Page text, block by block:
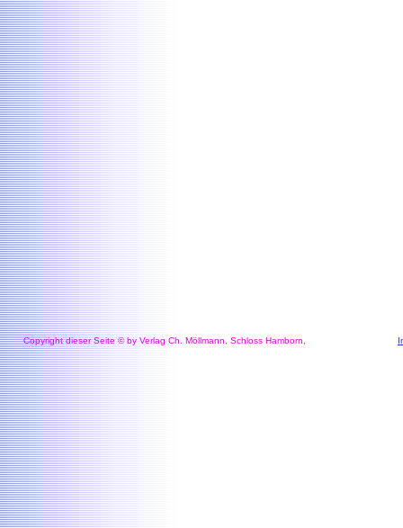
Copyright dieser Seite © by Verlag Ch. Möllmann, Schloss Hamborn,